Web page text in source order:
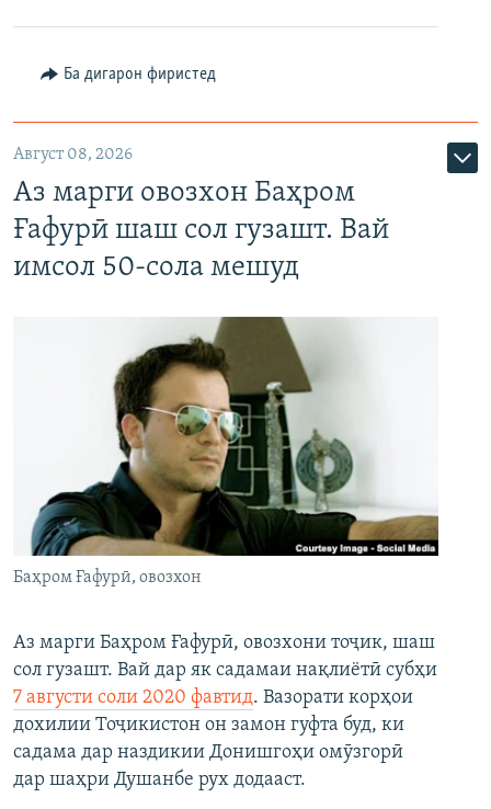
Ба дигарон фиристед
Август 08, 2026
Аз марги овозхон Баҳром
Ғафурӣ шаш сол гузашт. Вай
имсол 50-сола мешуд
Баҳром Ғафурӣ, овозхон
Аз марги Баҳром Ғафурӣ, овозхони тоҷик, шаш
сол гузашт. Вай дар як садамаи нақлиётӣ субҳи
7 августи соли 2020 фавтид. Вазорати корҳои
дохилии Тоҷикистон он замон гуфта буд, ки
садама дар наздикии Донишгоҳи омӯзгорӣ
дар шаҳри Душанбе рух додааст.